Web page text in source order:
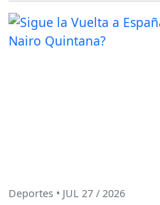
Deportes • JUL 27 / 2026